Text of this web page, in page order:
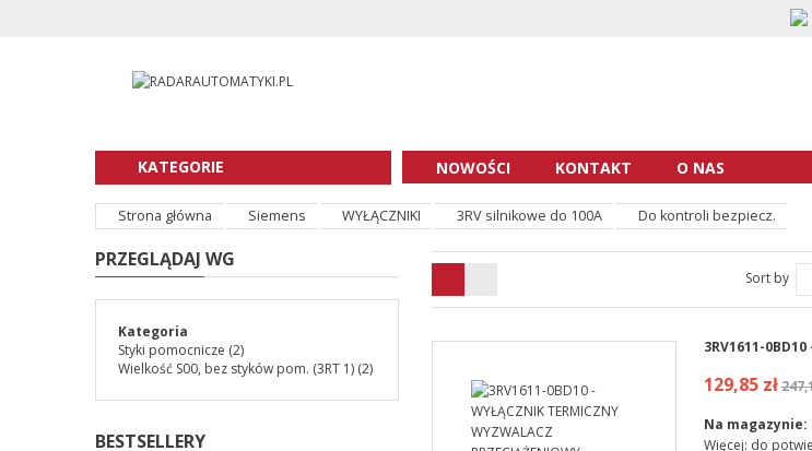
KATEGORIE NOWOŚCI KONTAKT O NAS
Strona główna Siemens WYŁĄCZNIKI 3RV silnikowe do 100A Do kontroli bezpiecz.
PRZEGLĄDAJ WG
Kategoria
Styki pomocnicze (2)
Wielkość S00, bez styków pom. (3RT 1) (2)
BESTSELLERY
Sort by
3RV1611-0BD10
129,85 zł
Na magazynie:
Więcej: do